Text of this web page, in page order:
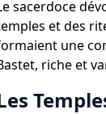
sacerdoce
et des
une
riche et